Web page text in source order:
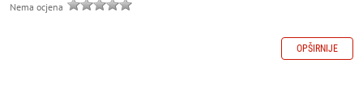
Nema ocjena
OPŠIRNIJE